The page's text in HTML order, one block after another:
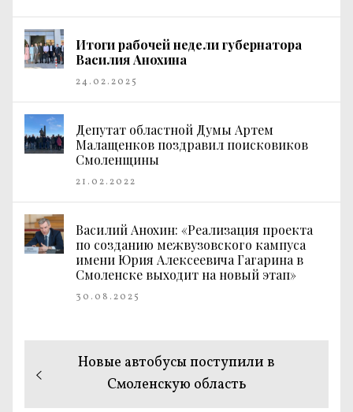
Итоги рабочей недели губернатора
Василия Анохина
24.02.2025
Депутат областной Думы Артем
Малащенков поздравил поисковиков
Смоленщины
21.02.2022
Василий Анохин: «Реализация проекта
по созданию межвузовского кампуса
имени Юрия Алексеевича Гагарина в
Смоленске выходит на новый этап»
30.08.2025
Навигация
по
Предыдущая
запись:
Новые автобусы поступили в
Смоленскую область